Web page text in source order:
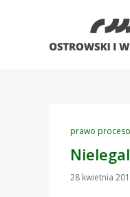
prawo
28 kwietnia